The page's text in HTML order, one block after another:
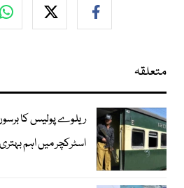
متعلقہ
ریلوے پولیس کا
اسٹرکچر میں اہم